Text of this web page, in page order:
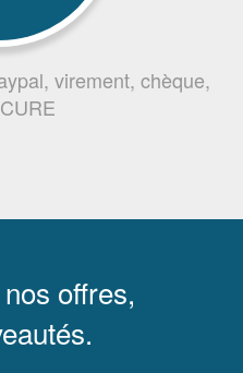
virement, chèque,
offres,